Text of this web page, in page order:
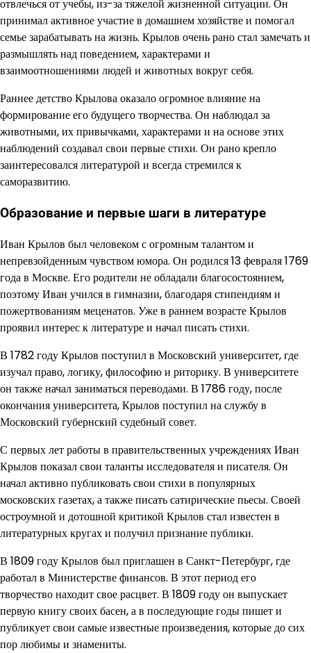
отвлечься от учебы, из-за тяжелой жизненной ситуации. Он
принимал активное участие в домашнем хозяйстве и помогал
семье зарабатывать на жизнь. Крылов очень рано стал замечать и
размышлять над поведением, характерами и
взаимоотношениями людей и животных вокруг себя.
Раннее детство Крылова оказало огромное влияние на
формирование его будущего творчества. Он наблюдал за
животными, их привычками, характерами и на основе этих
наблюдений создавал свои первые стихи. Он рано крепло
заинтересовался литературой и всегда стремился к
саморазвитию.
Образование и первые шаги в литературе
Иван Крылов был человеком с огромным талантом и
непревзойденным чувством юмора. Он родился 13 февраля 1769
года в Москве. Его родители не обладали благосостоянием,
поэтому Иван учился в гимназии, благодаря стипендиям и
пожертвованиям меценатов. Уже в раннем возрасте Крылов
проявил интерес к литературе и начал писать стихи.
В 1782 году Крылов поступил в Московский университет, где
изучал право, логику, философию и риторику. В университете
он также начал заниматься переводами. В 1786 году, после
окончания университета, Крылов поступил на службу в
Московский губернский судебный совет.
С первых лет работы в правительственных учреждениях Иван
Крылов показал свои таланты исследователя и писателя. Он
начал активно публиковать свои стихи в популярных
московских газетах, а также писать сатирические пьесы. Своей
остроумной и дотошной критикой Крылов стал известен в
литературных кругах и получил признание публики.
В 1809 году Крылов был приглашен в Санкт-Петербург, где
работал в Министерстве финансов. В этот период его
творчество находит свое расцвет. В 1809 году он выпускает
первую книгу своих басен, а в последующие годы пишет и
публикует свои самые известные произведения, которые до сих
пор любимы и знамениты.